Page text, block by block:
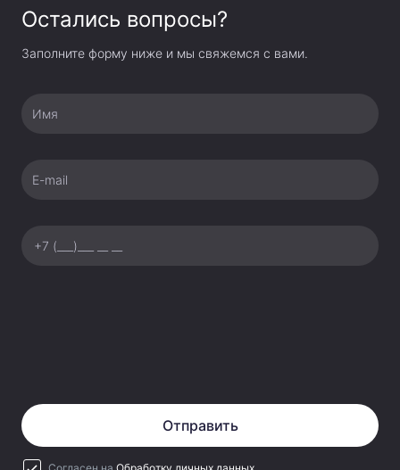
Остались вопросы?
Заполните форму ниже и мы свяжемся с вами.
Имя
E-mail
Отправить